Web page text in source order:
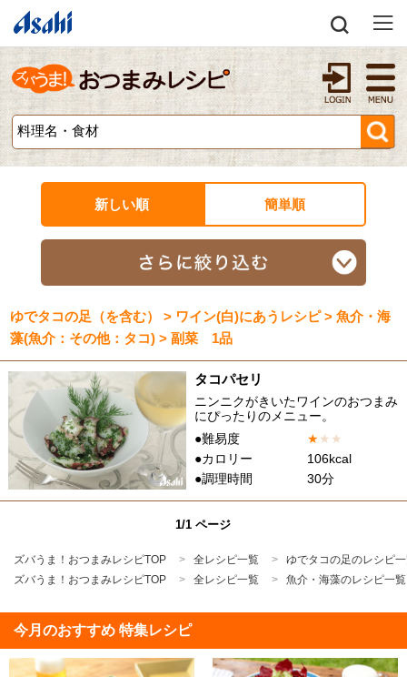
新しい順 簡単順
ゆでタコの足（を含む） > ワイン(白)にあうレシピ > 魚介・海
藻(魚介：その他：タコ) > 副菜 1品
タコパセリ
ニンニクがきいたワインのおつまみ
にぴったりのメニュー。
●難易度
★★ ★
●カロリー
106kcal
●調理時間
30分
1/1 ページ
ズバうま！おつまみレシピTOP 全レシピ一覧
ゆでタコの足のレシピ
ズバうま！おつまみレシピTOP
全レシピ一覧 魚介・海藻のレシピ一覧
今月のおすすめ 特集レシピ